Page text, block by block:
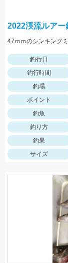
2022渓流ルアー
釣行日
釣行時間
釣場
ポイント
釣魚
釣り方
釣果
サイズ